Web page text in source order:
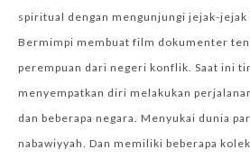
spiritual dengan mengunjungi jejak-
Bermimpi membuat film dokumenter
perempuan dari negeri konflik. Saat ini
menyempatkan diri melakukan
dan beberapa negara. Menyukai dunia
nabawiyyah. Dan memiliki beberapa